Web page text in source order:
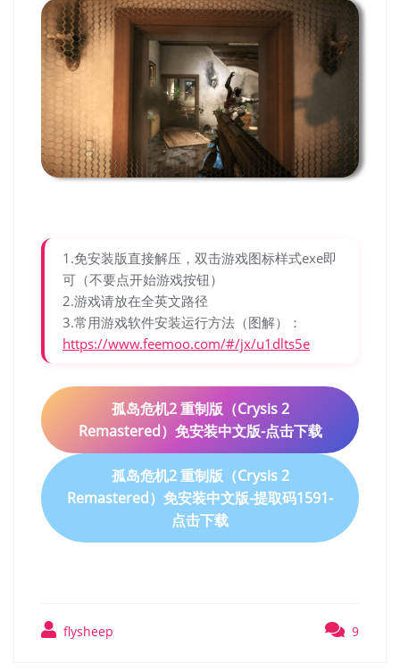
1.免安装版直接解压，双击游戏图标样式exe即
可（不要点开始游戏按钮）
2.游戏请放在全英文路径
3.常用游戏软件安装运行方法（图解）：
https://www.feemoo.com/#/jx/u1dlts5e
孤岛危机2 重制版（Crysis 2
Remastered）免安装中文版-点击下载
孤岛危机2 重制版（Crysis 2
Remastered）免安装中文版-提取码1591-
点击下载
flysheep 9